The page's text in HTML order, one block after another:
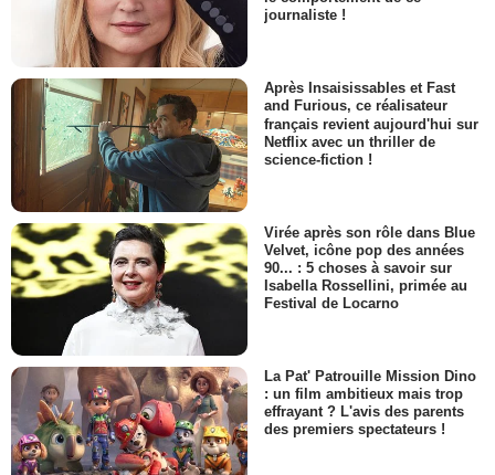
journaliste !
Après Insaisissables et Fast
and Furious, ce réalisateur
français revient aujourd'hui sur
Netflix avec un thriller de
science-fiction !
Virée après son rôle dans Blue
Velvet, icône pop des années
90... : 5 choses à savoir sur
Isabella Rossellini, primée au
Festival de Locarno
La Pat' Patrouille Mission Dino
: un film ambitieux mais trop
effrayant ? L'avis des parents
des premiers spectateurs !